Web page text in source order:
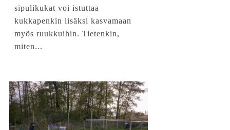
sipulikukat voi istuttaa
kukkapenkin lisäksi kasvamaan
myös ruukkuihin. Tietenkin,
miten...